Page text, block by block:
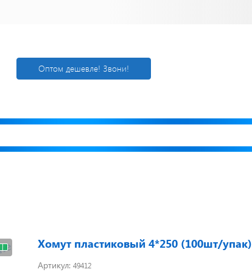
Оптом дешевле! Звони!
Узнать подробнее...
Хомут пластиковый 4*250 (100шт/упак)
Артикул: 49412